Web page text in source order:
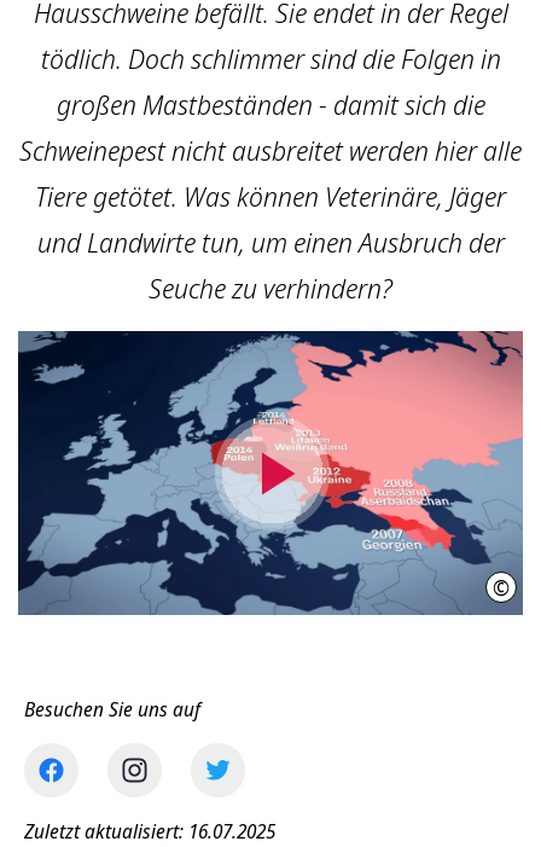
Hausschweine befällt. Sie endet in der Regel
tödlich. Doch schlimmer sind die Folgen in
großen Mastbeständen - damit sich die
Schweinepest nicht ausbreitet werden hier alle
Tiere getötet. Was können Veterinäre, Jäger
und Landwirte tun, um einen Ausbruch der
Seuche zu verhindern?
Video
abspielen
©
Besuchen Sie uns auf
Zuletzt aktualisiert: 16.07.2025